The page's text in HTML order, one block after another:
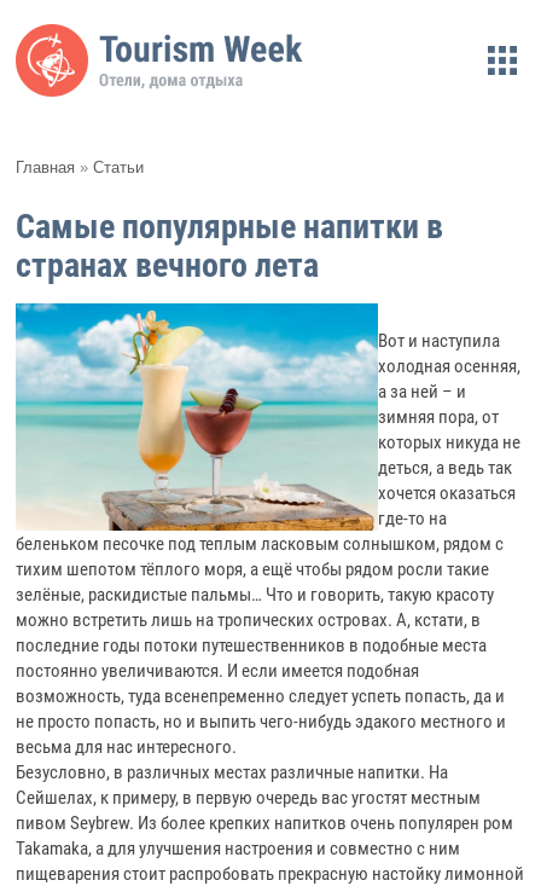
Главная »Статьи
Самые популярные напитки в
странах вечного лета
Вот и наступила
холодная осенняя,
а за ней – и
зимняя пора, от
которых никуда не
деться, а ведь так
хочется оказаться
где-то на
беленьком песочке под теплым ласковым солнышком, рядом с
тихим шепотом тёплого моря, а ещё чтобы рядом росли такие
зелёные, раскидистые пальмы… Что и говорить, такую красоту
можно встретить лишь на тропических островах. А, кстати, в
последние годы потоки путешественников в подобные места
постоянно увеличиваются. И если имеется подобная
возможность, туда всенепременно следует успеть попасть, да и
не просто попасть, но и выпить чего-нибудь эдакого местного и
весьма для нас интересного.
Безусловно, в различных местах различные напитки. На
Сейшелах, к примеру, в первую очередь вас угостят местным
пивом Seybrew. Из более крепких напитков очень популярен ром
Takamaka, а для улучшения настроения и совместно с ним
пищеварения стоит распробовать прекрасную настойку лимонной